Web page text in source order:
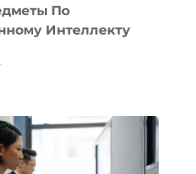
По
Интеллекту